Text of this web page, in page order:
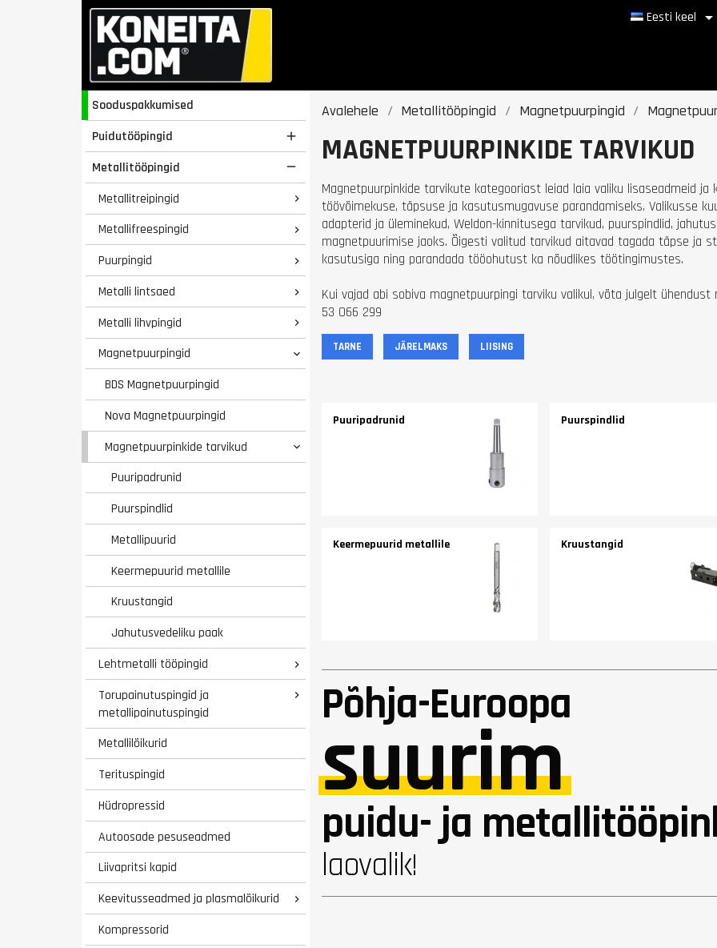
Eesti keel
Sooduspakkumised
Puidutööpingid

Metallitööpingid 
Metallitreipingid 
Metallifreespingid 
Puurpingid 
Metalli lintsaed 
Metalli lihvpingid 
Magnetpuurpingid 
BDS Magnetpuurpingid
Nova Magnetpuurpingid
Magnetpuurpinkide tarvikud

Puuripadrunid
Puurspindlid
Metallipuurid
Keermepuurid metallile
Kruustangid
Jahutusvedeliku paak
Lehtmetalli tööpingid

Torupainutuspingid ja
metallipainutuspingid

Metallilõikurid
Terituspingid
Hüdropressid
Autoosade pesuseadmed
Liivapritsi kapid
Keevitusseadmed ja plasmalõikurid

Kompressorid
Avalehele Metallitööpingid Magnetpuurpingid
MAGNETPUURPINKIDE TARVIKUD
Magnetpuurpinkide tarvikute kategooriast leiad laia valiku lisaseadmeid
töövõimekuse, täpsuse ja kasutusmugavuse parandamiseks. Valikusse
adapterid ja üleminekud, Weldon-kinnitusega tarvikud, puurspindlid,
magnetpuurimise jaoks. Õigesti valitud tarvikud aitavad tagada täpse ja
kasutusiga ning parandada tööohutust ka nõudlikes töötingimustes.
Kui vajad abi sobiva magnetpuurpingi tarviku valikul, võta julgelt
53 066 299
TARNE JÄRELMAKS LIISING
Puuripadrunid Puurspindlid
Keermepuurid metallile Kruustangid
Põhja-Euroopa
suurim
puidu- ja
laovalik!